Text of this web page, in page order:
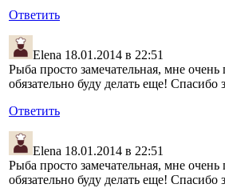
Ответить
Elena 18.01.2014 в 22:51
Рыба просто замечательная, мне очень
обязательно буду делать еще! Спасибо
Ответить
Elena 18.01.2014 в 22:51
Рыба просто замечательная, мне очень
обязательно буду делать еще! Спасибо